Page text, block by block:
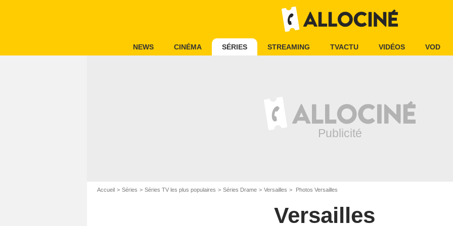
NEWS CINÉMA SÉRIES STREAMING TVACTU VIDÉOS VOD
Accueil Séries Séries TV les plus populaires Séries Drame Versailles Photos Versailles
Versailles